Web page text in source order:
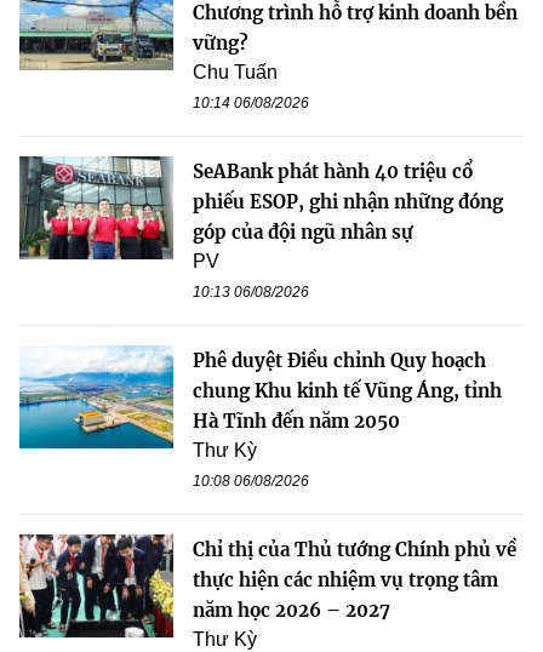
Chương trình hỗ trợ kinh doanh bền
vững?
Chu Tuấn
10:14 06/08/2026
SeABank phát hành 40 triệu cổ
phiếu ESOP, ghi nhận những đóng
góp của đội ngũ nhân sự
PV
10:13 06/08/2026
Phê duyệt Điều chỉnh Quy hoạch
chung Khu kinh tế Vũng Áng, tỉnh
Hà Tĩnh đến năm 2050
Thư Kỳ
10:08 06/08/2026
Chỉ thị của Thủ tướng Chính phủ về
thực hiện các nhiệm vụ trọng tâm
năm học 2026 – 2027
Thư Kỳ